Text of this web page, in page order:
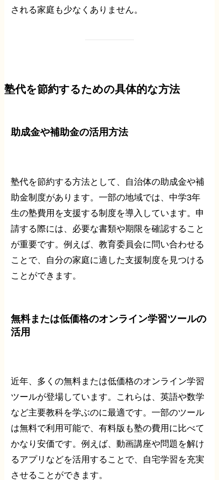
される家庭も少なくありません。
塾代を節約するための具体的な方法
助成金や補助金の活用方法
塾代を節約する方法として、自治体の助成金や補
助金制度があります。一部の地域では、中学3年
生の塾費用を支援する制度を導入しています。申
請する際には、必要な書類や期限を確認すること
が重要です。例えば、教育委員会に問い合わせる
ことで、自分の家庭に適した支援制度を見つける
ことができます。
無料または低価格のオンライン学習ツールの
活用
近年、多くの無料または低価格のオンライン学習
ツールが登場しています。これらは、英語や数学
など主要教科を学ぶのに最適です。一部のツール
は無料で利用可能で、有料版も塾の費用に比べて
かなり安価です。例えば、動画講座や問題を解け
るアプリなどを活用することで、自宅学習を充実
させることができます。